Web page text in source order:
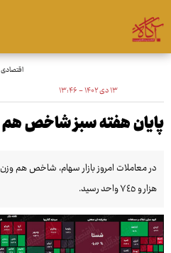
اقتصادی
۱۳ دی ۱۴۰۲ - ۱۳:۴۶
پایان هفته سبز شاخص
هزار و ٧٤٥ واحد رسید.